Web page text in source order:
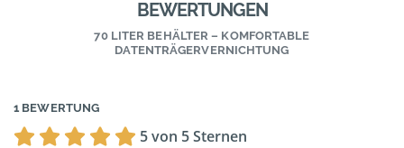
BEWERTUNGEN
70 LITER BEHÄLTER – KOMFORTABLE
DATENTRÄGERVERNICHTUNG
1 BEWERTUNG
5 von 5 Sternen